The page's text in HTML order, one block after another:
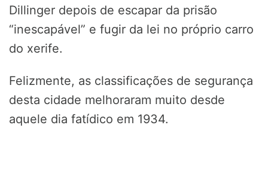
Dillinger depois de escapar da prisão
“inescapável” e fugir da lei no próprio carro
do xerife.
Felizmente, as classificações de segurança
desta cidade melhoraram muito desde
aquele dia fatídico em 1934.